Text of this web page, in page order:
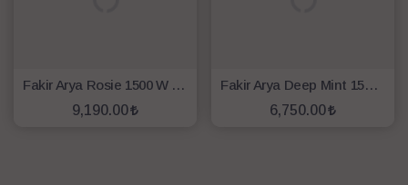
Fakir Arya Rosie 1500 W 5 lt Hamur Yoğurma Makinesi
9,190.00
Fakir Arya Deep Mint 1500 W 5 lt Hamur Yoğurma Makinesi
6,750.00